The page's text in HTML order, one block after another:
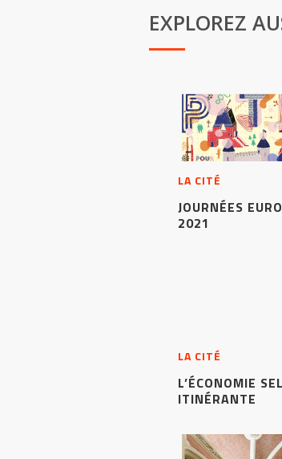
EXPLOREZ
LA CITÉ
JOURNÉES
2021
LA CITÉ
L’ÉCONOMIE
ITINÉRANTE